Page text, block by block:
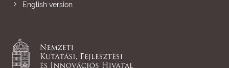
English version